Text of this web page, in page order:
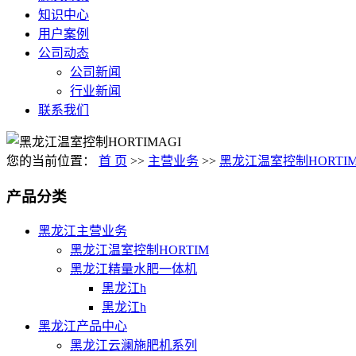
知识中心
用户案例
公司动态
公司新闻
行业新闻
联系我们
您的当前位置： 首 页 >> 主营业务 >> 黑龙江温室控制
产品分类
黑龙江主营业务
黑龙江温室控制HORTIM
黑龙江精量水肥一体机
黑龙江h
黑龙江h
黑龙江产品中心
黑龙江云澜施肥机系列